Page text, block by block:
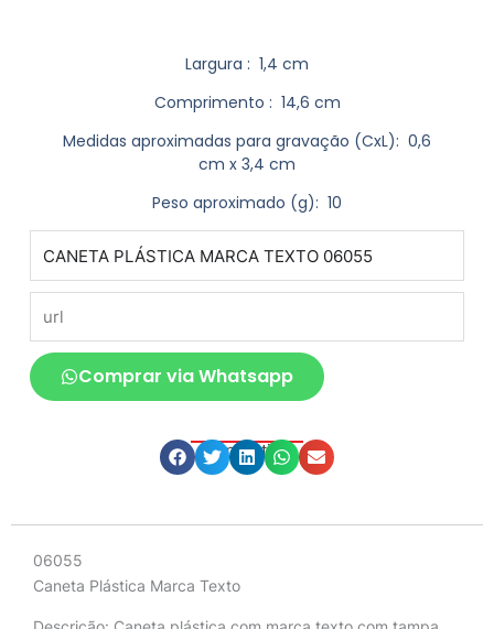
Largura : 1,4 cm
Comprimento : 14,6 cm
Medidas aproximadas para gravação (CxL): 0,6
cm x 3,4 cm
Peso aproximado (g): 10
Comprar via Whatsapp
Compartilhe
06055
Caneta Plástica Marca Texto